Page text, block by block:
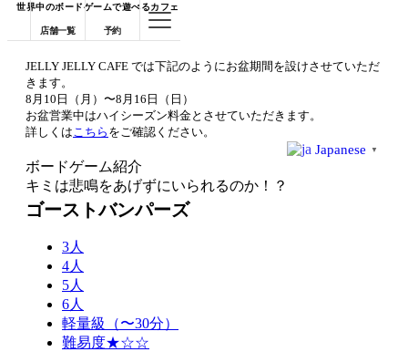
世界中のボードゲームで遊べるカフェ
店舗一覧 予約
JELLY JELLY CAFE では下記のようにお盆期間を設けさせていただ
きます。
8月10日（月）〜8月16日（日）
お盆営業中はハイシーズン料金とさせていただきます。
詳しくはこちら をご確認ください。
Japanese ▼
ボードゲーム紹介
キミは悲鳴をあげずにいられるのか！？
ゴーストバンパーズ
3人
4人
5人
6人
軽量級（〜30分）
難易度★☆☆